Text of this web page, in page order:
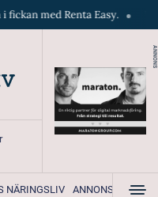
med Renta Easy.
ANNONS
NÄRINGSLIV ANNONSERA